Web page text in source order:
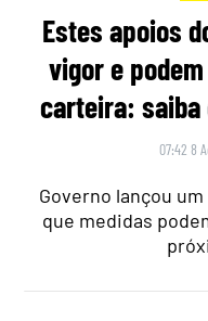
Estes apoios
vigor e podem
carteira: saiba
07:42 8
Governo lançou
que medidas